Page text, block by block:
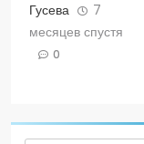
Гусева
7
месяцев спустя
0